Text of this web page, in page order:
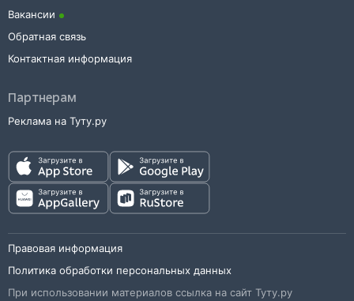
Вакансии
Обратная связь
Контактная информация
Партнерам
Реклама на Туту.ру
Правовая информация
Политика обработки персональных данных
При использовании материалов ссылка на сайт Туту.ру